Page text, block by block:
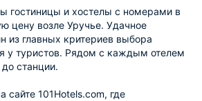
гостиницы и хостелы с номерами в
цену возле Уручье. Удачное
из главных критериев выбора
у туристов. Рядом с каждым отелем
станции.
сайте 101Hotels.com, где